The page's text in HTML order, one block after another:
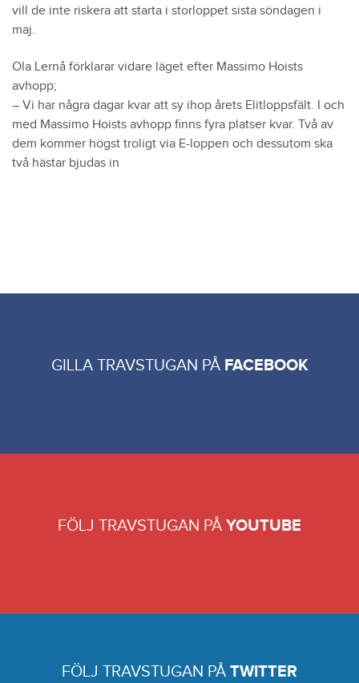
vill de inte riskera att starta i storloppet sista söndagen i
maj.
Ola Lernå förklarar vidare läget efter Massimo Hoists
avhopp;
– Vi har några dagar kvar att sy ihop årets Elitloppsfält. I och
med Massimo Hoists avhopp finns fyra platser kvar. Två av
dem kommer högst troligt via E-loppen och dessutom ska
två hästar bjudas in
GILLA TRAVSTUGAN PÅ FACEBOOK
FÖLJ TRAVSTUGAN PÅ YOUTUBE
FÖLJ TRAVSTUGAN PÅ TWITTER